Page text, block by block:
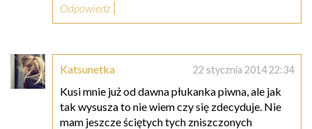
Odpowiedz
Katsunetka 22 stycznia 2014 22:34
Kusi mnie już od dawna płukanka piwna, ale jak
tak wysusza to nie wiem czy się zdecyduje. Nie
mam jeszcze ściętych tych zniszczonych